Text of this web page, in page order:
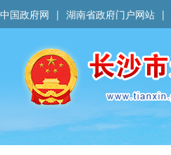
中国政府网 | 湖南省政府门户网站 |